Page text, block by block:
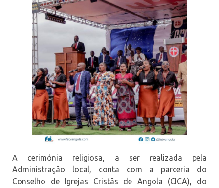
A cerimónia religiosa, a ser realizada pela
Administração local, conta com a parceria do
Conselho de Igrejas Cristãs de Angola (CICA), do